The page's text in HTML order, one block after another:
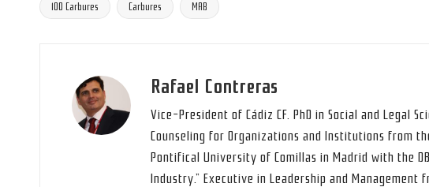
Etiquetas:
100 Carbures Carbures MAB
Rafael Contreras
Vice-President of Cádiz CF. PhD in Social and Legal
Counseling for Organizations and Institutions from
Pontifical University of Comillas in Madrid with the
Industry.” Executive in Leadership and Management